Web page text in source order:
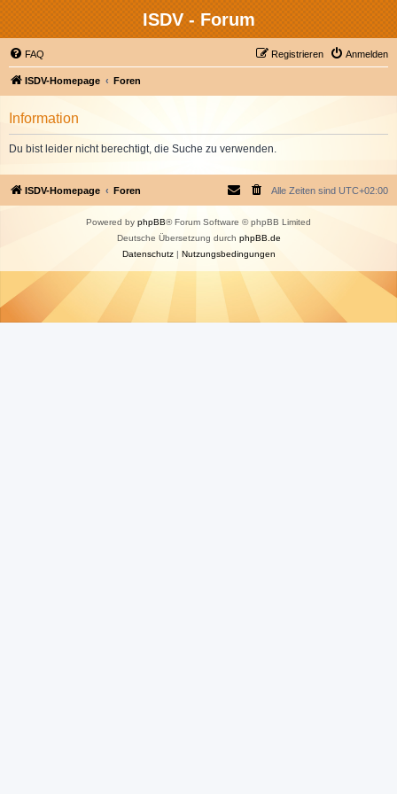
ISDV - Forum
FAQ Anmelden
Registrieren
ISDV-Homepage Foren
Information
Du bist leider nicht berechtigt, die Suche zu verwenden.
ISDV-Homepage Foren Alle Zeiten sind UTC+02:00
Powered by phpBB® Forum Software © phpBB Limited
Deutsche Übersetzung durch phpBB.de
Datenschutz| Nutzungsbedingungen